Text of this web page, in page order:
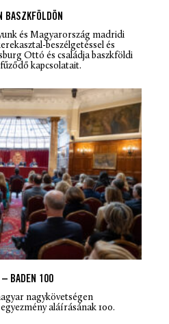
BASZKFÖLDÖN
és Magyarország madridi
beszélgetéssel és
Ottó és családja baszkföldi
kapcsolatait.
– BADEN 100
nagykövetségen
aláírásának 100.